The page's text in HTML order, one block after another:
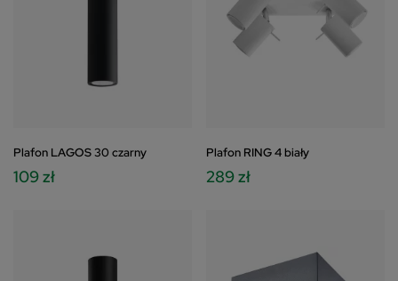
Plafon LAGOS 30 czarny
109 zł
Plafon RING 4 biały
289 zł